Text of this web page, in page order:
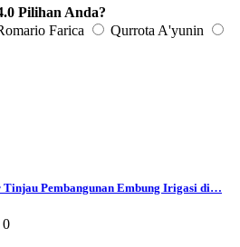
Pilihan Anda?
Farica
Qurrota A'yunin
Pembangunan Embung Irigasi di…
0